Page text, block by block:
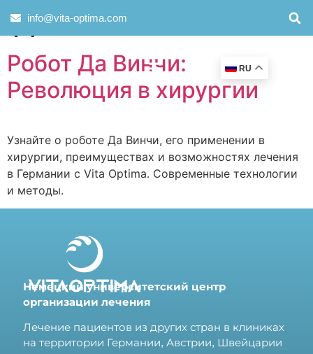
info@vita-optima.com
RU
День:31.07.2024
Робот Да Винчи:
Революция в хирургии
Узнайте о роботе Да Винчи, его применении в
хирургии, преимуществах и возможностях лечения
в Германии с Vita Optima. Современные технологии
и методы.
Немецкий университетский центр
организации лечения
Лечение пациентов из других стран в клиниках
на территории Германии, Австрии, Швейцарии